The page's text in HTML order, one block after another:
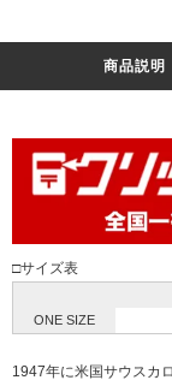
商品説明
□サイズ表
ONE SIZE
1947年に米国サウスカ